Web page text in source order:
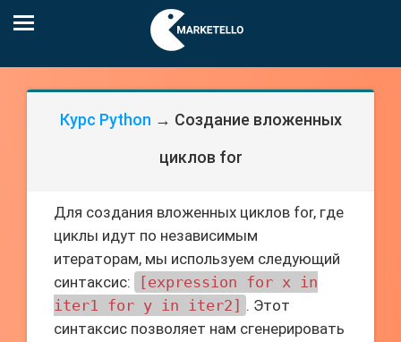
Курс Python → Создание вложенных
циклов for
Для создания вложенных циклов for, где
циклы идут по независимым
итераторам, мы используем следующий
синтаксис:
[expression for x in
iter1 for y in iter2] . Этот
синтаксис позволяет нам сгенерировать